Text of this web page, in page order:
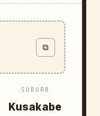
⧉
SUBURB
Kusakabe